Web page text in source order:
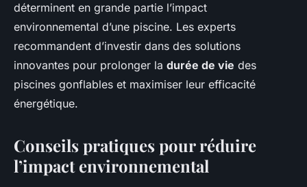
déterminent en grande partie l’impact
environnemental d’une piscine. Les experts
recommandent d’investir dans des solutions
innovantes pour prolonger la durée de vie des
piscines gonflables et maximiser leur efficacité
énergétique.
Conseils pratiques pour réduire
l’impact environnemental